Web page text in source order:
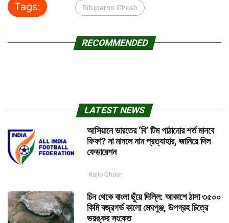
Tags: Rituparno Ghosh
RECOMMENDED
LATEST NEWS
আসিয়ানে ভারতের ‘বি’ টিম পাঠানোর শর্ত মানবে
ফিফা? না মানলে নাম প্রত্যাহার, জানিয়ে দিল
ফেডারেশন
Rajib Ghosh
চিন থেকে বাংলা ছুঁয়ে দিল্লি: আকাশে ঠাসা ৩৫০০
কিমি বজ্রগর্ভ কালো মেঘপুঞ্জ, উপগ্রহ চিত্রে
ভয়ঙ্কর সংকেত